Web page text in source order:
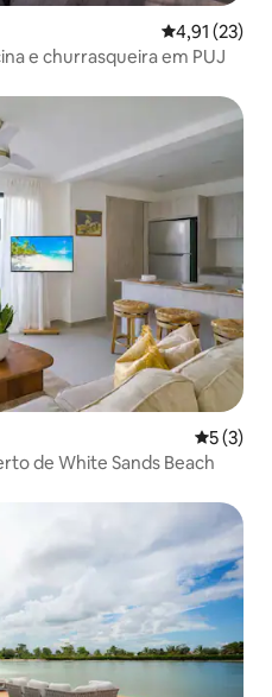
4,91 de uma
4,91 (23)
e churrasqueira em PUJ
5 de
5 (3)
de White Sands Beach